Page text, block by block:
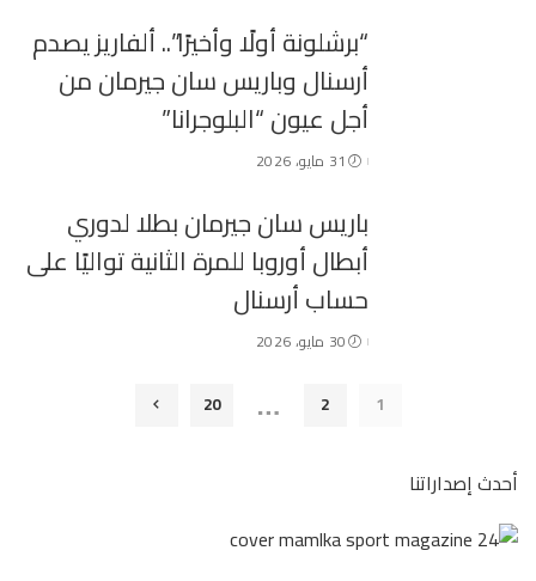
“برشلونة أولًا وأخيرًا”.. ألفاريز يصدم
أرسنال وباريس سان جيرمان من
أجل عيون “البلوجرانا”
31 مايو، 2026
باريس سان جيرمان بطلا لدوري
أبطال أوروبا للمرة الثانية تواليًا على
حساب أرسنال
30 مايو، 2026
1
2
…
20
أحدث إصداراتنا